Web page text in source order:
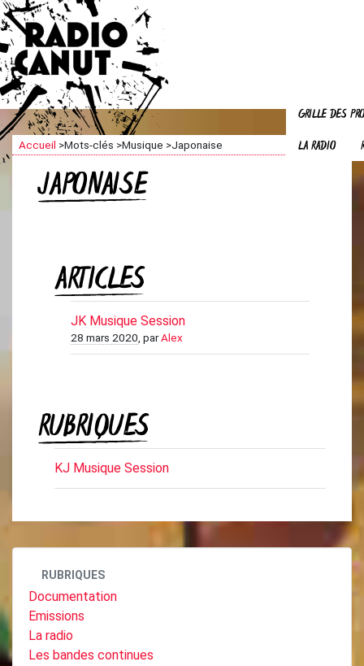
GRILLE DES
LA RADIO
Accueil >Mots-clés >Musique >Japonaise
JAPONAISE
ARTICLES
JK Musique Session
28 mars 2020 , parAlex
RUBRIQUES
KJ Musique Session
RUBRIQUES
Documentation
Emissions
La radio
Les bandes continues